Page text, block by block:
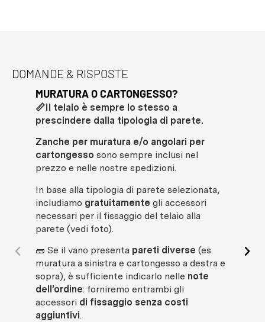
DOMANDE & RISPOSTE
MURATURA O CARTONGESSO?
📏Il telaio è sempre lo stesso a
prescindere dalla tipologia di parete.
Zanche per muratura e/o angolari per
cartongesso sono sempre inclusi nel
prezzo e nelle nostre spedizioni.
In base alla tipologia di parete selezionata,
includiamo gratuitamente gli accessori
necessari per il fissaggio del telaio alla
parete (vedi foto).
🧱 Se il vano presenta pareti diverse (es.
muratura a sinistra e cartongesso a destra e
sopra), è sufficiente indicarlo nelle note
dell’ordine: forniremo entrambi gli
accessori di fissaggio senza costi
aggiuntivi.
ℹ️